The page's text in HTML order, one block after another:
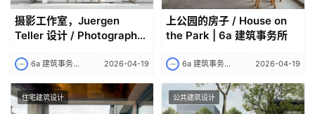
筑
设
计
室
摄影工作室，Juergen
Teller 设计 / Photography
6a 建筑事务所｜6a
6a 建筑事务所｜6a architects 2026-04-19
上公园的房子 / House on
the Park | 6a 建筑事务所
6a 建筑事务所｜6a architects 2026-04-19
住宅建筑设计 公共建筑设计